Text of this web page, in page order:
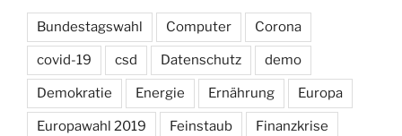
Bundestagswahl Computer Corona
covid-19 csd Datenschutz demo
Demokratie Energie Ernährung Europa
Europawahl 2019 Feinstaub Finanzkrise